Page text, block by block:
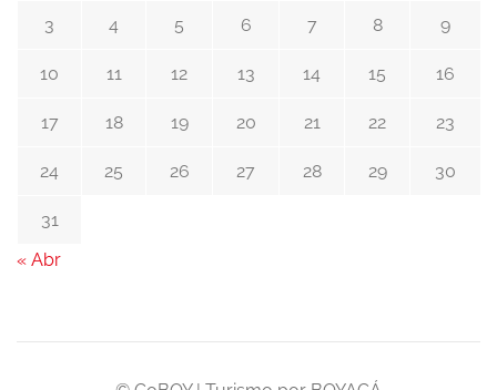
3 4 5 6 7 8 9
10 11 12 13 14 15 16
17 18 19 20 21 22 23
24 25 26 27 28 29 30
31
« Abr